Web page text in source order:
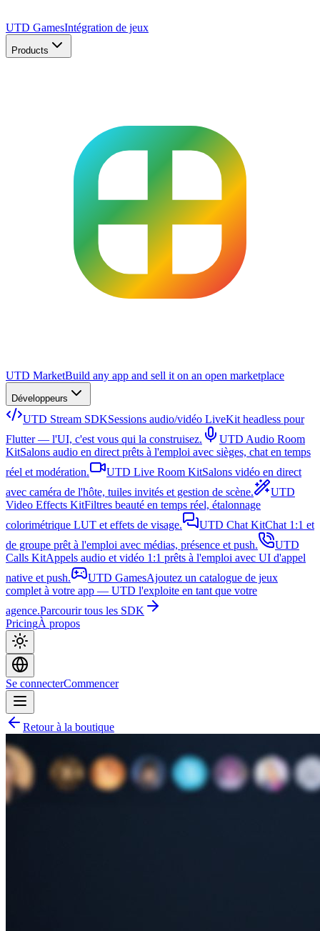
UTD GamesIntégration de jeux
Products
UTD MarketBuild any app and sell it on an open marketplace
Développeurs
UTD Stream SDKSessions audio/vidéo LiveKit headless pour
Flutter — l'UI, c'est vous qui la construisez.
UTD Audio Room
KitSalons audio en direct prêts à l'emploi avec sièges, chat en temps
réel et modération.
UTD Live Room KitSalons vidéo en direct
avec caméra de l'hôte, tuiles invités et gestion de scène.
UTD
Video Effects KitFiltres beauté en temps réel, étalonnage
colorimétrique LUT et effets de visage.
UTD Chat KitChat 1:1 et
de groupe prêt à l'emploi avec médias, présence et push.
UTD
Calls KitAppels audio et vidéo 1:1 prêts à l'emploi avec UI d'appel
native et push.
UTD GamesAjoutez un catalogue de jeux
complet à votre app — UTD l'exploite en tant que votre
agence.Parcourir tous les SDK
PricingÀ propos
Se connecterCommencer
Retour à la boutique